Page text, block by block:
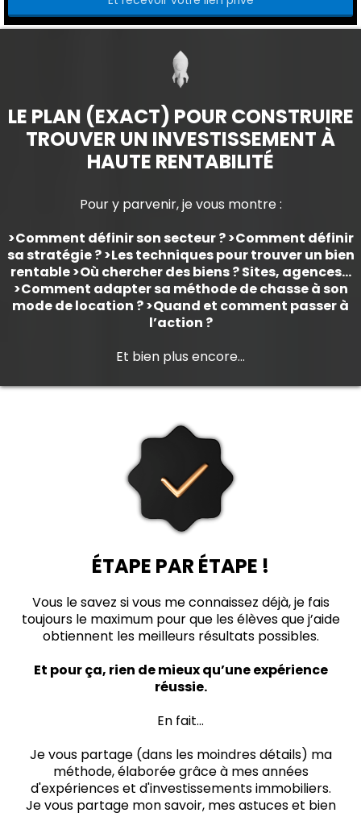
LE PLAN (EXACT) POUR CONSTRUIRE
TROUVER UN INVESTISSEMENT À
HAUTE RENTABILITÉ
Pour y parvenir, je vous montre :
>Comment définir son secteur ? >​Comment définir
sa stratégie ? >​Les techniques pour trouver un bien
rentable >​Où chercher des biens ? Sites, agences… ​
>Comment adapter sa méthode de chasse à son
mode de location ? >Quand et comment passer à
l’action ?
Et bien plus encore...
ÉTAPE PAR ÉTAPE !
Vous le savez si vous me connaissez déjà, je fais
toujours le maximum pour que les élèves que j’aide
obtiennent les meilleurs résultats possibles.
Et pour ça, rien de mieux qu’une expérience
réussie.
En fait…
Je vous partage (dans les moindres détails) ma
méthode, élaborée grâce à mes années
d'expériences et d'investissements immobiliers.
Je vous partage mon savoir, mes astuces et bien